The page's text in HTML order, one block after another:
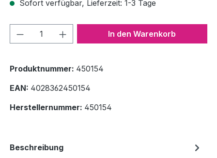
Sofort verfügbar, Lieferzeit: 1-3 Tage
Produkt Anzahl: Gib denIn den Warenkorb
Produktnummer: 450154
EAN: 4028362450154
Herstellernummer: 450154
Beschreibung